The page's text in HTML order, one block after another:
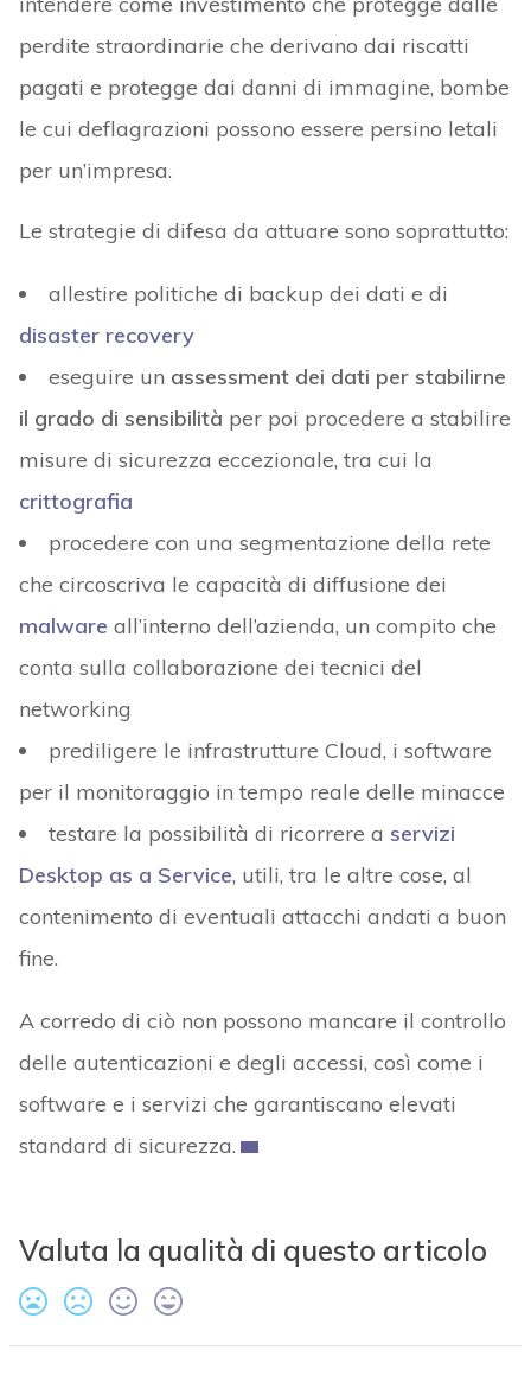
perdite straordinarie che derivano dai riscatti
pagati e protegge dai danni di immagine, bombe
le cui deflagrazioni possono essere persino letali
per un’impresa.
Le strategie di difesa da attuare sono soprattutto:
allestire politiche di backup dei dati e di
disaster recovery
eseguire un assessment dei dati per stabilirne
il grado di sensibilità per poi procedere a stabilire
misure di sicurezza eccezionale, tra cui la
crittografia
procedere con una segmentazione della rete
che circoscriva le capacità di diffusione dei
malware all’interno dell’azienda, un compito che
conta sulla collaborazione dei tecnici del
networking
prediligere le infrastrutture Cloud, i software
per il monitoraggio in tempo reale delle minacce
testare la possibilità di ricorrere a servizi
Desktop as a Service, utili, tra le altre cose, al
contenimento di eventuali attacchi andati a buon
fine.
A corredo di ciò non possono mancare il controllo
delle autenticazioni e degli accessi, così come i
software e i servizi che garantiscano elevati
standard di sicurezza.
Valuta la qualità di questo articolo